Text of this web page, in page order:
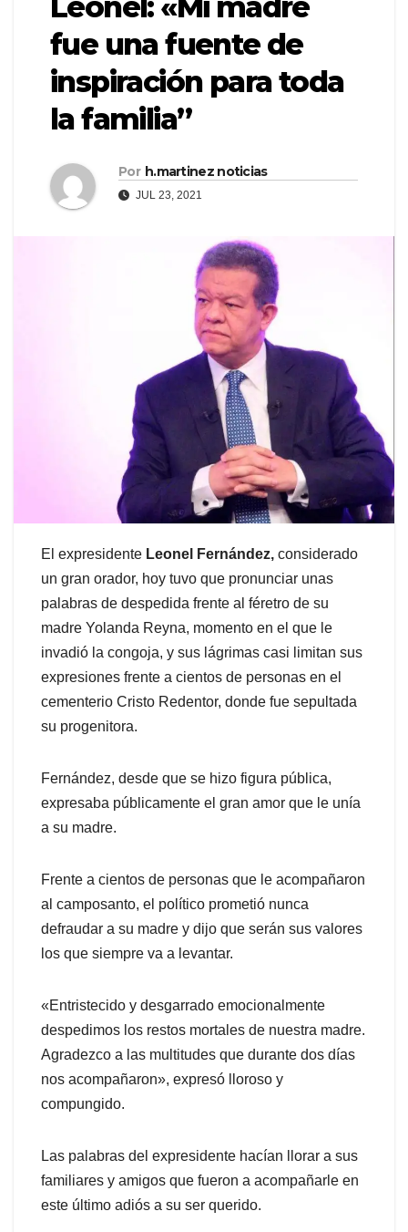
Leonel: «Mi madre
fue una fuente de
inspiración para toda
la familia”
Por h.martinez noticias
JUL 23, 2021
El expresidente Leonel Fernández, considerado
un gran orador, hoy tuvo que pronunciar unas
palabras de despedida frente al féretro de su
madre Yolanda Reyna, momento en el que le
invadió la congoja, y sus lágrimas casi limitan sus
expresiones frente a cientos de personas en el
cementerio Cristo Redentor, donde fue sepultada
su progenitora.
Fernández, desde que se hizo figura pública,
expresaba públicamente el gran amor que le unía
a su madre.
Frente a cientos de personas que le acompañaron
al camposanto, el político prometió nunca
defraudar a su madre y dijo que serán sus valores
los que siempre va a levantar.
«Entristecido y desgarrado emocionalmente
despedimos los restos mortales de nuestra madre.
Agradezco a las multitudes que durante dos días
nos acompañaron», expresó lloroso y
compungido.
Las palabras del expresidente hacían llorar a sus
familiares y amigos que fueron a acompañarle en
este último adiós a su ser querido.